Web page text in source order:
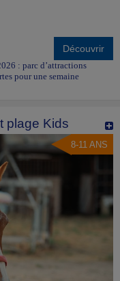
Découvrir
: parc d’attractions
pour une semaine
plage Kids
8-11 ANS